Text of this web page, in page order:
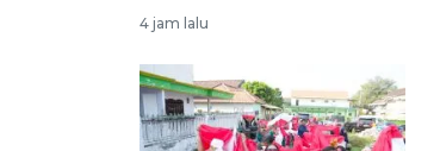
4 jam lalu